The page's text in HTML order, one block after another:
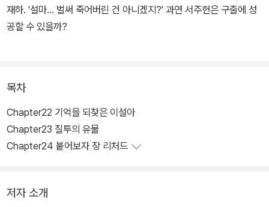
재하. '설마... 벌써 죽어버린 건 아니겠지?' 과연 서주헌은 구출에 성
공할 수 있을까?
목차
Chapter22 기억을 되찾은 이설아
Chapter23 질투의 유물
Chapter24 붙어보자 장 리처드
저자 소개